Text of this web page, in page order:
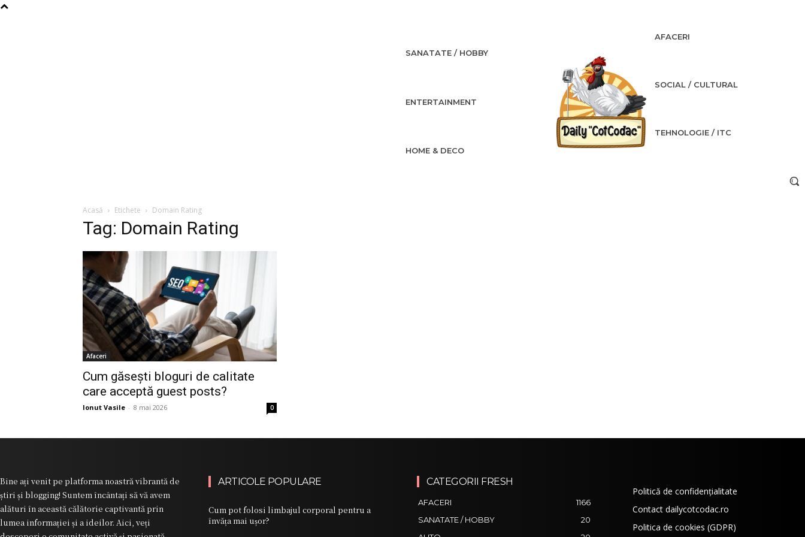
SANATATE / HOBBY
ENTERTAINMENT
HOME & DECO
AFACERI
SOCIAL / CULTURAL
TEHNOLOGIE / ITC
Acasă Etichete Domain Rating
Tag: Domain Rating
Afaceri
Cum găsești bloguri de calitate
care acceptă guest posts?
Ionut Vasile - 8 mai 2026 0
Bine ați venit pe platforma noastră vibrantă de
știri și blogging! Suntem încântați să vă avem
alături în această călătorie captivantă prin
lumea informației și a ideilor. Aici, veți
ARTICOLE POPULARE
Cum pot folosi limbajul corporal pentru a
învăța mai ușor?
CATEGORII FRESH
AFACERI
1166
SANATATE / HOBBY
20
Politică de confidențialitate
Contact dailycotcodac.ro
Politica de cookies (GDPR)